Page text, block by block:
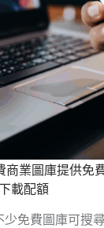
商業圖庫提供免
載配額
少免費圖庫可搜